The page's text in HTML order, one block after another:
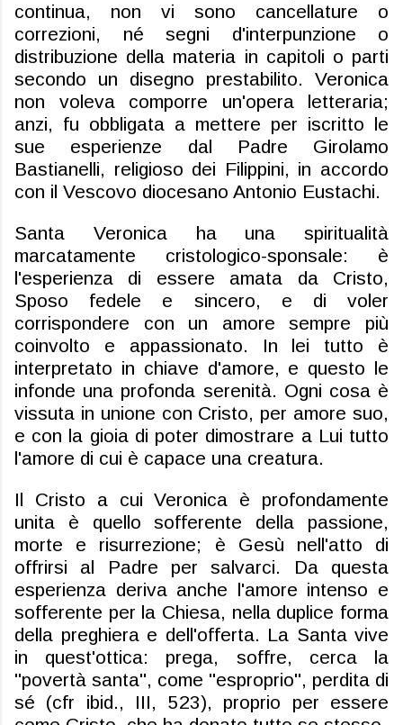
continua, non vi sono cancellature o
correzioni, né segni d'interpunzione o
distribuzione della materia in capitoli o parti
secondo un disegno prestabilito. Veronica
non voleva comporre un'opera letteraria;
anzi, fu obbligata a mettere per iscritto le
sue esperienze dal Padre Girolamo
Bastianelli, religioso dei Filippini, in accordo
con il Vescovo diocesano Antonio Eustachi.
Santa Veronica ha una spiritualità
marcatamente cristologico-sponsale: è
l'esperienza di essere amata da Cristo,
Sposo fedele e sincero, e di voler
corrispondere con un amore sempre più
coinvolto e appassionato. In lei tutto è
interpretato in chiave d'amore, e questo le
infonde una profonda serenità. Ogni cosa è
vissuta in unione con Cristo, per amore suo,
e con la gioia di poter dimostrare a Lui tutto
l'amore di cui è capace una creatura.
Il Cristo a cui Veronica è profondamente
unita è quello sofferente della passione,
morte e risurrezione; è Gesù nell'atto di
offrirsi al Padre per salvarci. Da questa
esperienza deriva anche l'amore intenso e
sofferente per la Chiesa, nella duplice forma
della preghiera e dell'offerta. La Santa vive
in quest'ottica: prega, soffre, cerca la
"povertà santa", come "esproprio", perdita di
sé (cfr ibid., III, 523), proprio per essere